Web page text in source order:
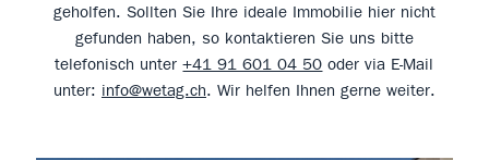
geholfen. Sollten Sie Ihre ideale Immobilie hier nicht
gefunden haben, so kontaktieren Sie uns bitte
telefonisch unter+41 91 601 04 50 oder via E-Mail
unter: info@wetag.ch. Wir helfen Ihnen gerne weiter.